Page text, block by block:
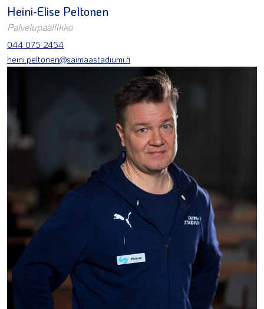
Heini-Elise Peltonen
Palvelupäällikkö
044 075 2454
heini.peltonen@saimaastadiumi.fi